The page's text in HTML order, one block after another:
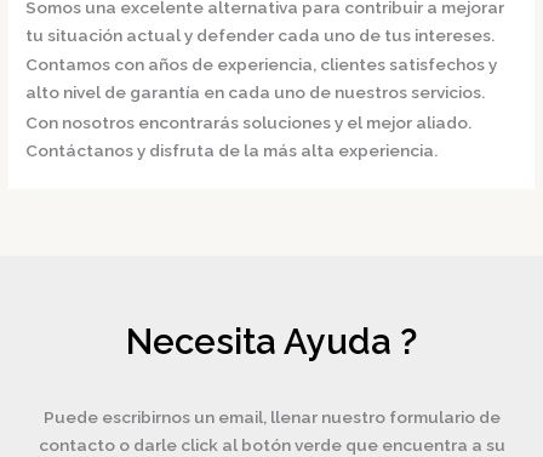
Somos una excelente alternativa para contribuir a mejorar
tu situación actual y defender cada uno de tus intereses.
Contamos con años de experiencia, clientes satisfechos y
alto nivel de garantía en cada uno de nuestros servicios.
Con nosotros encontrarás soluciones y el mejor aliado.
Contáctanos y disfruta de la más alta experiencia.
Necesita Ayuda ?
Puede escribirnos un email, llenar nuestro formulario de
contacto o darle click al botón verde que encuentra a su